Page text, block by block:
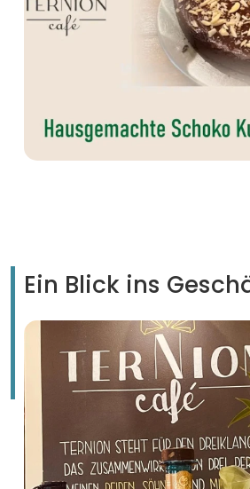
Ein Blick ins